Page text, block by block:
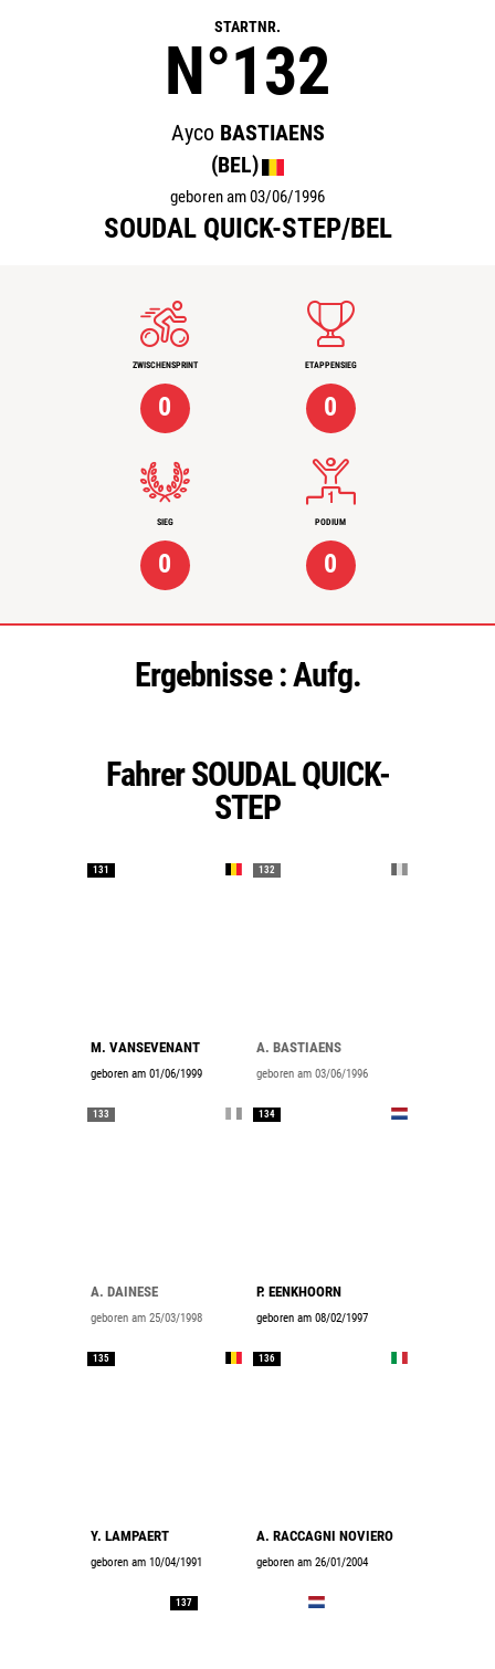
STARTNR.
N°132
Ayco BASTIAENS
(BEL)
geboren am 03/06/1996
SOUDAL QUICK-STEP/BEL
ZWISCHENSPRINT
0
ETAPPENSIEG
0
SIEG
0
PODIUM
0
Ergebnisse :Aufg.
Fahrer SOUDAL QUICK-
STEP
131
M. VANSEVENANT
geboren am 01/06/1999
132
A. BASTIAENS
geboren am 03/06/1996
133
A. DAINESE
geboren am 25/03/1998
134
P. EENKHOORN
geboren am 08/02/1997
135
Y. LAMPAERT
geboren am 10/04/1991
136
A. RACCAGNI NOVIERO
geboren am 26/01/2004
137